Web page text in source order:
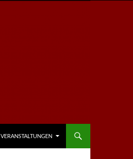
VERANSTALTUNGEN